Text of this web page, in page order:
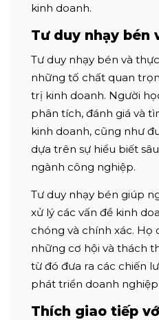
kinh doanh.
Tư duy nhạy bén
Tư duy nhạy bén và
những tố chất quan
trị kinh doanh. Người
phân tích, đánh giá và
kinh doanh, cũng như
dựa trên sự hiểu biết
ngành công nghiệp.
Tư duy nhạy bén giúp
xử lý các vấn đề kinh
chóng và chính xác. Họ
những cơ hội và thách
từ đó đưa ra các chiến
phát triển doanh nghiệp.
Thích giao tiếp